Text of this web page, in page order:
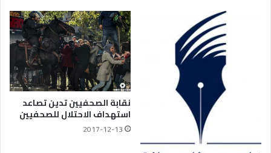
نقابة الصحفيين تدين تصاعد
استهداف الاحتلال للصحفيين
2017-12-13